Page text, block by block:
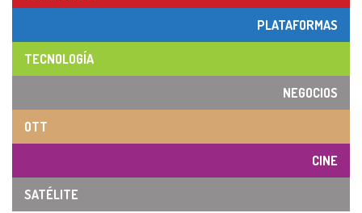
PLATAFORMAS
TECNOLOGÍA
NEGOCIOS
OTT
CINE
SATÉLITE